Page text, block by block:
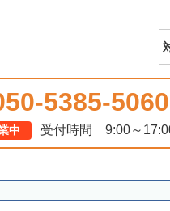
5385-5060
中 受付時間 9:00～